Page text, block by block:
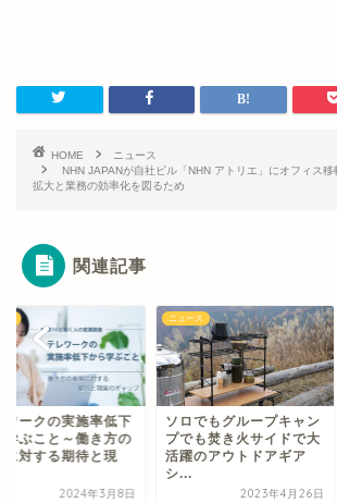
HOME
ニュース
NHN JAPANが自社ビル「NHN アトリエ」にオフィス
拡大と業務の効率化を図るため
関連記事
ワークの実施率低下
学ぶこと～働き方の
に対する期待と現
2024年3月8日
ニュース
ソロでもグループキャン
プでも焚き火サイドで大
活躍のアウトドアギア
シ...
2023年4月26日